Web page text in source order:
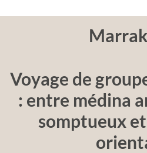
Voyage de
: entre médina
somptueux